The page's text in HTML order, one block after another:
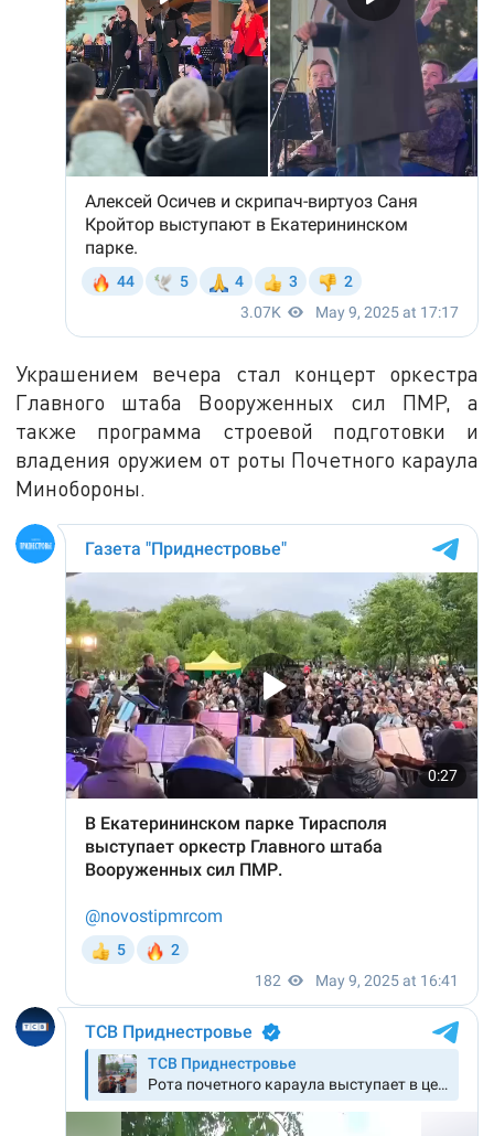
Украшением вечера стал концерт оркестра
Главного штаба Вооруженных сил ПМР, а
также программа строевой подготовки и
владения оружием от роты Почетного караула
Минобороны.